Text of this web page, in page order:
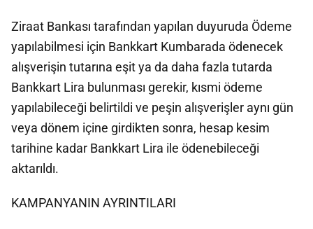
Ziraat Bankası tarafından yapılan duyuruda Ödeme
yapılabilmesi için Bankkart Kumbarada ödenecek
alışverişin tutarına eşit ya da daha fazla tutarda
Bankkart Lira bulunması gerekir, kısmi ödeme
yapılabileceği belirtildi ve peşin alışverişler aynı gün
veya dönem içine girdikten sonra, hesap kesim
tarihine kadar Bankkart Lira ile ödenebileceği
aktarıldı.
KAMPANYANIN AYRINTILARI